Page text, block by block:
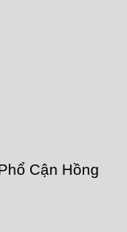
Cận Hồng